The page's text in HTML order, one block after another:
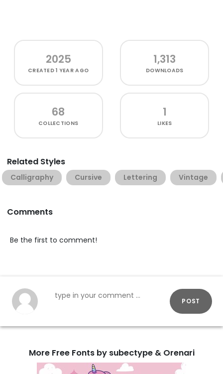
2025
CREATED1 YEAR AGO
1,313
DOWNLOADS
68
COLLECTIONS
1
LIKES
Related Styles
Calligraphy Cursive Lettering Vintage
Comments
Be the first to comment!
POST
More Free Fonts by subectype & Orenari